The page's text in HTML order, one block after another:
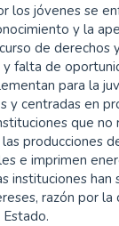
los jóvenes se
y la
de derechos
falta de
para la
y centradas en
que
producciones
e imprimen
instituciones han
razón por